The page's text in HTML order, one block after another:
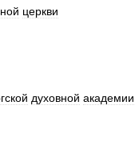
церкви
духовной академии